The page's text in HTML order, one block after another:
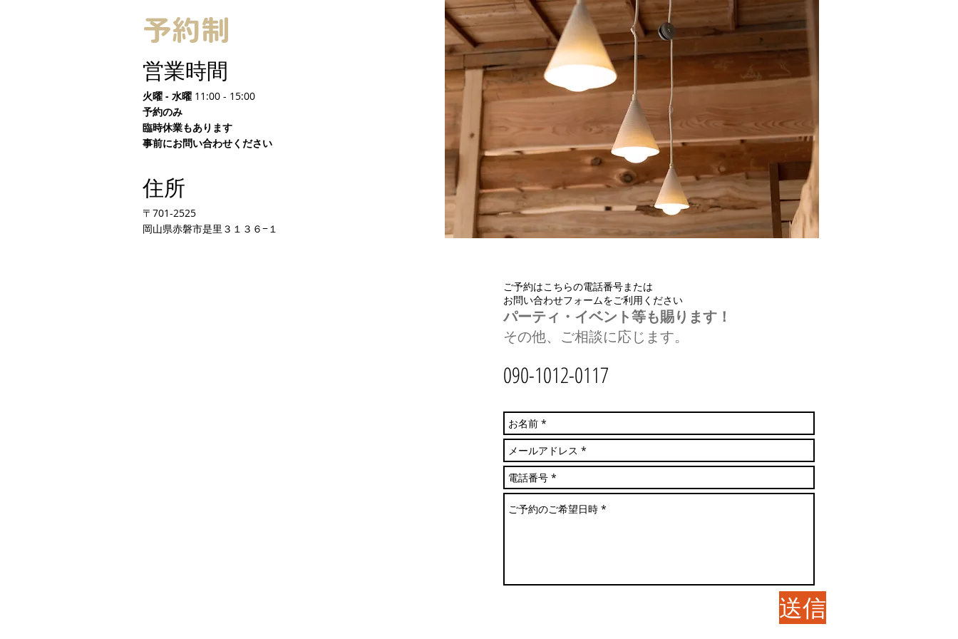
予約制
営業時間
火曜 - 水曜 11:00 - 15:00
予約のみ
臨時休業もあります
​事前にお問い合わせください
住所
〒701-2525
岡山県赤磐市是里３１３６−１
ご予約はこちらの電話番号または
お問い合わせフォームをご利用ください
​パーティ・イベント等も賜ります！
その他、ご相談に応じます。
090-1012-0117
送信